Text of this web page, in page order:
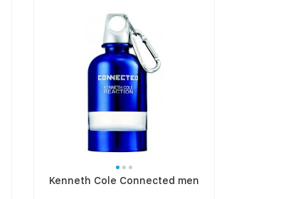
Kenneth Cole Connected men